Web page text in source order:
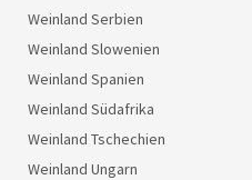
Weinland Serbien
Weinland Slowenien
Weinland Spanien
Weinland Südafrika
Weinland Tschechien
Weinland Ungarn